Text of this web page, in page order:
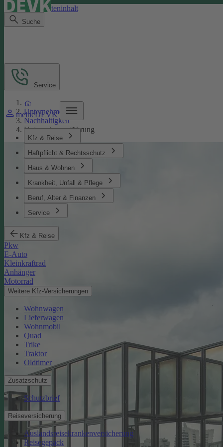
Direkt zum Seiteninhalt
Suche
meineDEVK
Kfz & Reise
Haftpflicht & Rechtsschutz
Haus & Wohnen
Krankheit, Unfall & Pflege
Beruf, Alter & Finanzen
Service
Kfz & Reise
Pkw
E-Auto
Kleinkraftrad
Anhänger
Motorrad
Weitere Kfz-Versicherungen
Wohnwagen
Lieferwagen
Wohnmobil
Quad
Trike
Traktor
Oldtimer
Zusatzschutz
Schutzbrief
Reiseversicherung
Auslandsreisekrankenversicherung
Reisegepäck
Service
Unternehmen
Nachhaltigkeit
Unternehmensführung